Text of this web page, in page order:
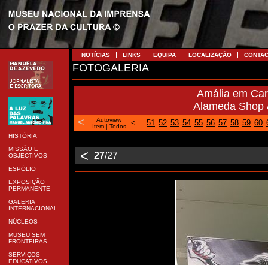
HISTÓRIA
MISSÃO E
OBJECTIVOS
ESPÓLIO
EXPOSIÇÃO
PERMANENTE
GALERIA
INTERNACIONAL
NÚCLEOS
MUSEU SEM
FRONTEIRAS
SERVIÇOS
EDUCATIVOS
NOTÍCIAS LINKS EQUIPA LOCALIZAÇÃO
FOTOGALERIA
Amália em
Alameda Shop
<
Autoview
Item| Todos < 51 52 53 54 55 56 57 58 59 60
< 27/27